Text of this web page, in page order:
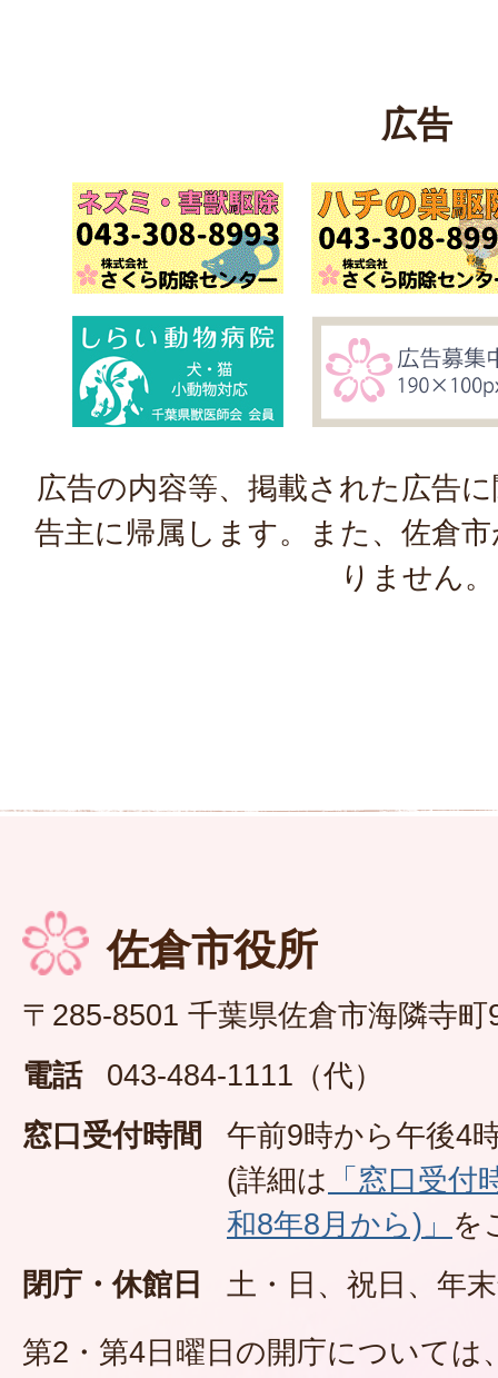
広告
広告の内容等、掲載された広告
告主に帰属します。また、佐倉
りません。
佐倉市役所
〒285-8501 千葉県佐倉市海隣寺町
電話
043-484-1111（代）
窓口受付時間
午前9時から午後4
(詳細は 「窓口受
和8年8月から)」 を
閉庁・休館日
土・日、祝日、年
第2・第4日曜日の開庁については